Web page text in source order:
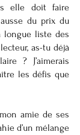
elle doit faire
du prix du
longue liste des
as-tu déjà
? J’aimerais
les défis que
amie de ses
d’un mélange